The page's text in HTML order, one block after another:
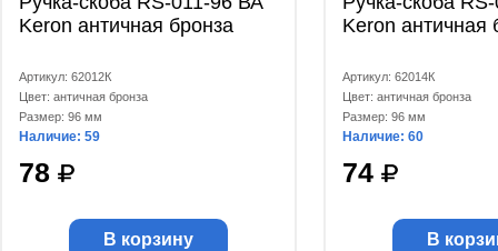
Keron античная бронза
Артикул: 62012К
Цвет: античная бронза
Размер: 96 мм
Наличие: 59
78
В корзину
Keron античная
Артикул: 62014К
Цвет: античная бронза
Размер: 96 мм
Наличие: 60
74
В